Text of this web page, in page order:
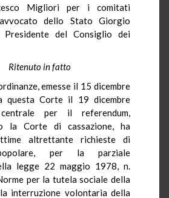
Migliori per i comitati
dello Stato Giorgio
del Consiglio dei
Ritenuto in fatto
emesse il 15 dicembre
questa Corte il 19 dicembre
per il referendum,
la Corte di cassazione, ha
altrettante richieste di
per la parziale
legge 22 maggio 1978, n.
per la tutela sociale della
interruzione volontaria della